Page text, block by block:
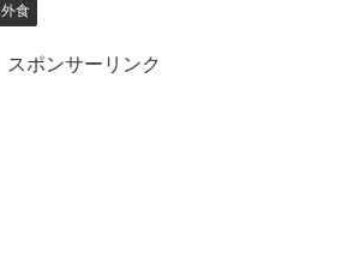
外食
スポンサーリンク